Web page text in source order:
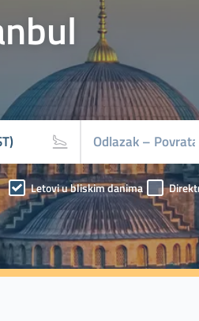
Letovi u bliskim danima